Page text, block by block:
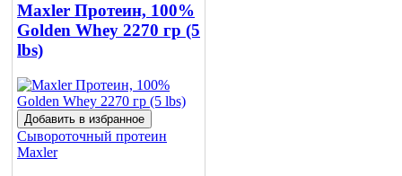
Maxler Протеин, 100%
Golden Whey 2270 гр (5
lbs)
Добавить в избранное
Сывороточный протеин
Maxler